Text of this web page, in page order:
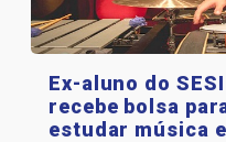
Ex-aluno do SESI
recebe bolsa
estudar música